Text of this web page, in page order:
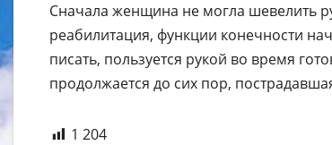
Сначала женщина не могла шевелить
реабилитация, функции конечности
писать, пользуется рукой во время
продолжается до сих пор,
1 204